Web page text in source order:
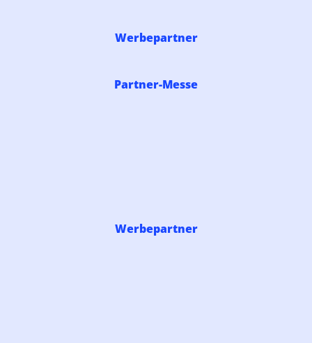
Werbepartner
Partner-Messe
Werbepartner